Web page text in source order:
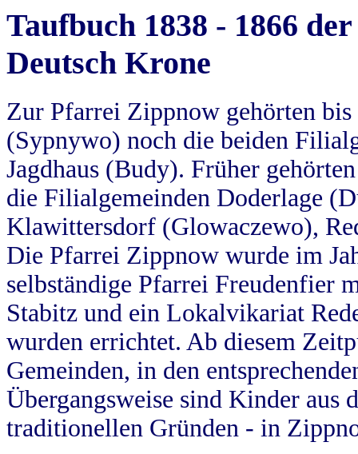
Taufbuch 1838 - 1866
Deutsch Krone
Zur Pfarrei Zippnow gehörten
(Sypnywo) noch die beiden
Jagdhaus (Budy). Früher
die Filialgemeinden Doderlage
Klawittersdorf (Glowaczewo),
Die Pfarrei Zippnow wurde im
selbständige Pfarrei Freudenfier
Stabitz und ein Lokalvikariat
wurden errichtet. Ab diesem
Gemeinden, in den
Übergangsweise sind Kinder aus
traditionellen Gründen - in